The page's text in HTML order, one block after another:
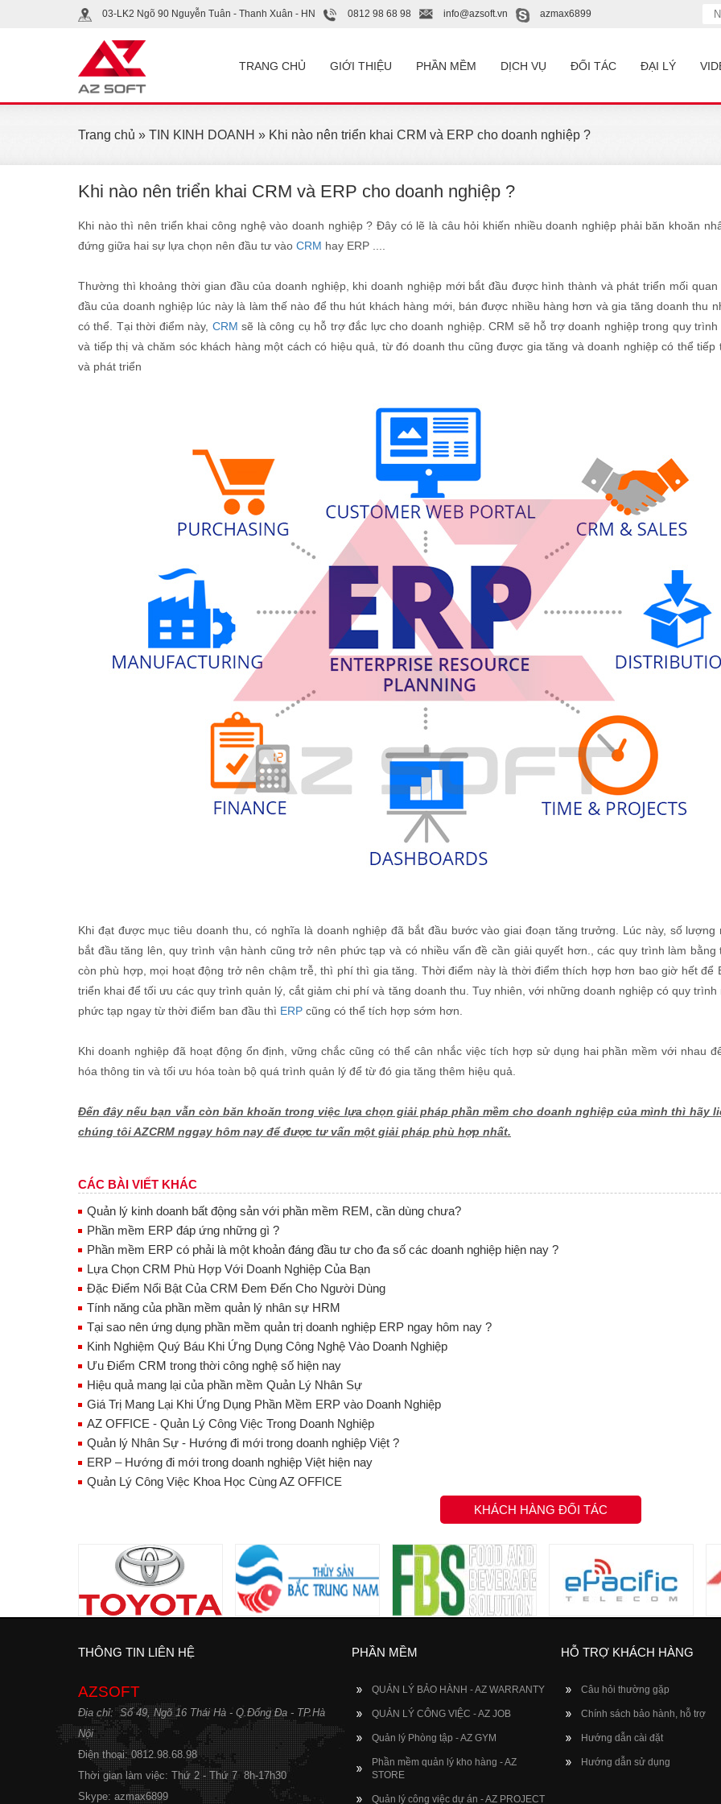
03-LK2 Ngõ 90 Nguyễn Tuân - Thanh Xuân - HN 0812 98 68 98 info@azsoft.vn azmax6899
TRANG CHỦ GIỚI THIỆU PHẦN MỀM DỊCH VỤ ĐỐI TÁC ĐẠI LÝ
Trang chủ » TIN KINH DOANH » Khi nào nên triển khai CRM và ERP cho doanh nghiệp ?
Khi nào nên triển khai CRM và ERP cho doanh nghiệp ?
Khi nào thì nên triển khai công nghệ vào doanh nghiệp ? Đây có lẽ là câu hỏi khiến nhiều doanh nghiệp phải băn khoăn
đứng giữa hai sự lựa chọn nên đầu tư vào CRM hay ERP ....
Thường thì khoảng thời gian đầu của doanh nghiệp, khi doanh nghiệp mới bắt đầu được hình thành và phát triển mối quan
đầu của doanh nghiệp lúc này là làm thế nào để thu hút khách hàng mới, bán được nhiều hàng hơn và gia tăng doanh thu
có thể. Tại thời điểm này, CRM sẽ là công cụ hỗ trợ đắc lực cho doanh nghiệp. CRM sẽ hỗ trợ doanh nghiệp trong quy trình
và tiếp thị và chăm sóc khách hàng một cách có hiệu quả, từ đó doanh thu cũng được gia tăng và doanh nghiệp có thể tiếp
và phát triển
Khi đạt được mục tiêu doanh thu, có nghĩa là doanh nghiệp đã bắt đầu bước vào giai đoạn tăng trưởng. Lúc này, số lượng
bắt đầu tăng lên, quy trình vận hành cũng trở nên phức tạp và có nhiều vấn đề cần giải quyết hơn., các quy trình làm bằng
còn phù hợp, mọi hoạt động trở nên chậm trễ, thì phí thì gia tăng. Thời điểm này là thời điểm thích hợp hơn bao giờ hết để
triển khai để tối ưu các quy trình quản lý, cắt giảm chi phí và tăng doanh thu. Tuy nhiên, với những doanh nghiệp có quy trình
phức tạp ngay từ thời điểm ban đầu thì ERP cũng có thể tích hợp sớm hơn.
Khi doanh nghiệp đã hoạt động ổn định, vững chắc cũng có thể cân nhắc việc tích hợp sử dụng hai phần mềm với nhau
hóa thông tin và tối ưu hóa toàn bộ quá trình quản lý để từ đó gia tăng thêm hiệu quả.
Đến đây nếu bạn vẫn còn băn khoăn trong việc lựa chọn giải pháp phần mềm cho doanh nghiệp của mình thì hãy
chúng tôi AZCRM nggay hôm nay để được tư vấn một giải pháp phù hợp nhất.
CÁC BÀI VIẾT KHÁC
Quản lý kinh doanh bất động sản với phần mềm REM, cần dùng chưa?
Phần mềm ERP đáp ứng những gì ?
Phần mềm ERP có phải là một khoản đáng đầu tư cho đa số các doanh nghiệp hiện nay ?
Lựa Chọn CRM Phù Hợp Với Doanh Nghiệp Của Bạn
Đặc Điểm Nổi Bật Của CRM Đem Đến Cho Người Dùng
Tính năng của phần mềm quản lý nhân sự HRM
Tại sao nên ứng dụng phần mềm quản trị doanh nghiệp ERP ngay hôm nay ?
Kinh Nghiệm Quý Báu Khi Ứng Dụng Công Nghệ Vào Doanh Nghiệp
Ưu Điểm CRM trong thời công nghệ số hiện nay
Hiệu quả mang lại của phần mềm Quản Lý Nhân Sự
Giá Trị Mang Lại Khi Ứng Dụng Phần Mềm ERP vào Doanh Nghiệp
AZ OFFICE - Quản Lý Công Việc Trong Doanh Nghiệp
Quản lý Nhân Sự - Hướng đi mới trong doanh nghiệp Việt ?
ERP – Hướng đi mới trong doanh nghiệp Việt hiện nay
Quản Lý Công Việc Khoa Học Cùng AZ OFFICE
KHÁCH HÀNG ĐỐI TÁC
THÔNG TIN LIÊN HỆ
AZSOFT
Địa chỉ: Số 49, Ngõ 16 Thái Hà - Q.Đống Đa - TP.Hà
Nội
Điện thoại: 0812.98.68.98
Thời gian làm việc: Thứ 2 - Thứ 7 8h-17h30
Skype: azmax6899
PHẦN MỀM
QUẢN LÝ BẢO HÀNH - AZ WARRANTY
QUẢN LÝ CÔNG VIỆC - AZ JOB
Quản lý Phòng tập - AZ GYM
Phần mềm quản lý kho hàng - AZ
STORE
Quản lý công việc dự án - AZ PROJECT
HỖ TRỢ KHÁCH HÀNG
Câu hỏi thường gặp
Chính sách bảo hành, hỗ trợ
Hướng dẫn cài đặt
Hướng dẫn sử dụng